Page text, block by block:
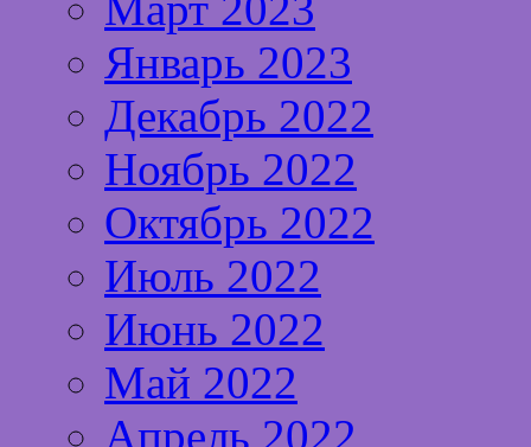
Январь 2023
Декабрь 2022
Ноябрь 2022
Октябрь 2022
Июль 2022
Июнь 2022
Май 2022
Апрель 2022